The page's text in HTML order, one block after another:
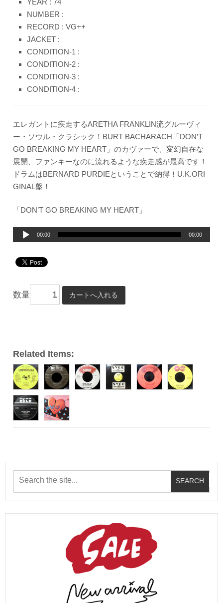
YEAR : 74
NUMBER :
RECORD : VG++
JACKET :
CONDITION-1 :
CONDITION-2 :
CONDITION-3 :
CONDITION-4 :
エレガントに疾走するARETHA FRANKLIN流グルーヴィ
ー・ソウル・クラシック！BURT BACHARACH「DON’T
GO BREAKING MY HEART」のカヴァーで、変幻自在な
展開、ファンキーなのに流れるような疾走感が最高です！
ドラムはBERNARD PURDIEということで納得！U.K.ORI
GINAL盤！
「DON’T GO BREAKING MY HEART」
プ
ヤ
00:00 00:00
数量
Related Items: